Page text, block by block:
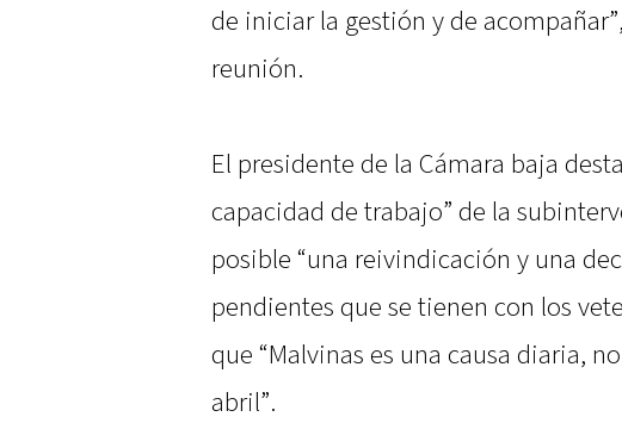
de iniciar la gestión y de
reunión.
El presidente de la Cámara baja
capacidad de trabajo” de la
posible “una reivindicación y una
pendientes que se tienen con los
que “Malvinas es una causa diaria,
abril”.